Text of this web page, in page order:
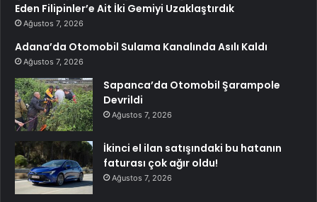
Eden Filipinler’e Ait İki Gemiyi Uzaklaştırdık
Ağustos 7, 2026
Adana’da Otomobil Sulama Kanalında Asılı Kaldı
Ağustos 7, 2026
Sapanca’da Otomobil Şarampole
Devrildi
Ağustos 7, 2026
İkinci el ilan satışındaki bu hatanın
faturası çok ağır oldu!
Ağustos 7, 2026